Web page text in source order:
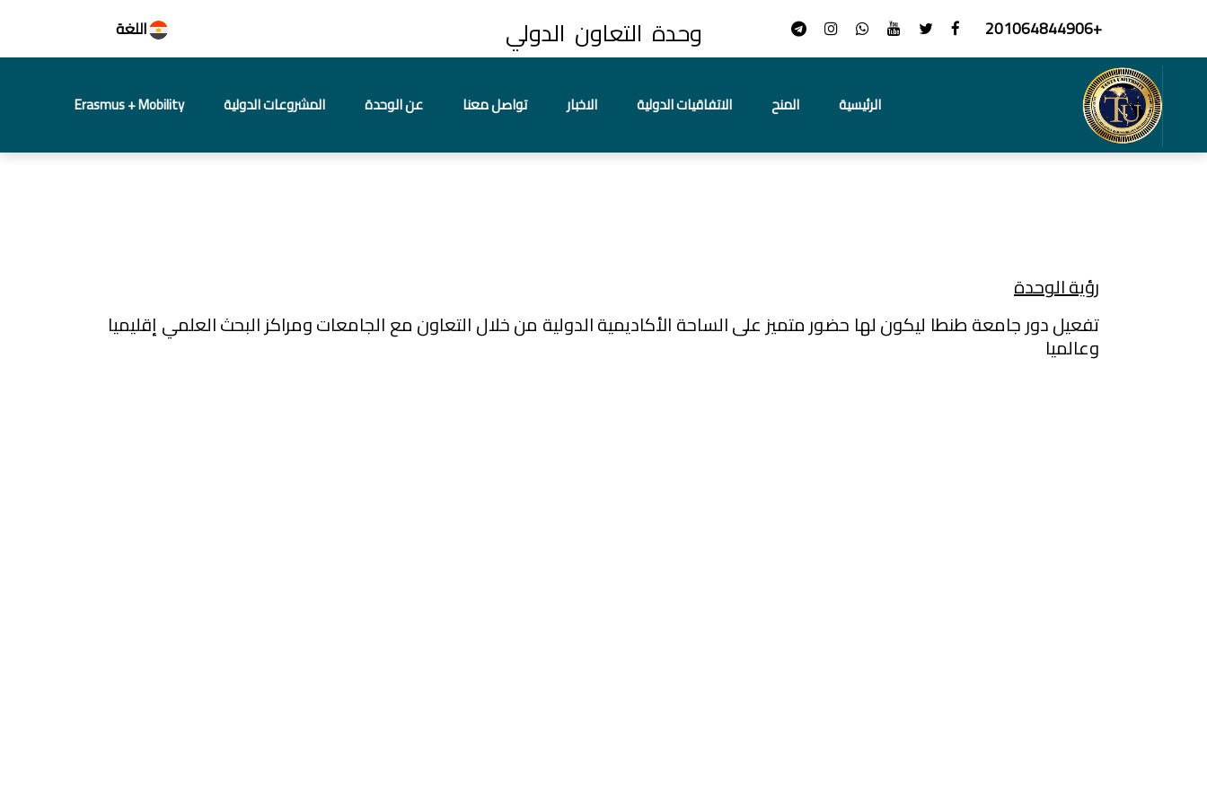
+201064844906 وحدة التعاون الدولي اللغة
الرئيسية المنح الاتفاقيات الدولية الاخبار تواصل معنا عن الوحدة المشروعات الدولية Erasmus + Mobility
رؤية الوحدة
تفعيل دور جامعة طنطا ليكون لها حضور متميز على الساحة الأكاديمية الدولية من خلال التعاون مع الجامعات ومراكز البحث العلمي إقليميا
وعالميا